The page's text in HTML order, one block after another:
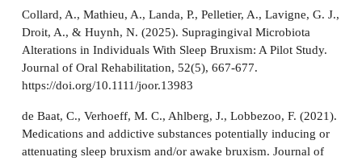
Collard, A., Mathieu, A., Landa, P., Pelletier, A., Lavigne, G. J.,
Droit, A., & Huynh, N. (2025). Supragingival Microbiota
Alterations in Individuals With Sleep Bruxism: A Pilot Study.
Journal of Oral Rehabilitation, 52(5), 667-677.
https://doi.org/10.1111/joor.13983
de Baat, C., Verhoeff, M. C., Ahlberg, J., Lobbezoo, F. (2021).
Medications and addictive substances potentially inducing or
attenuating sleep bruxism and/or awake bruxism. Journal of